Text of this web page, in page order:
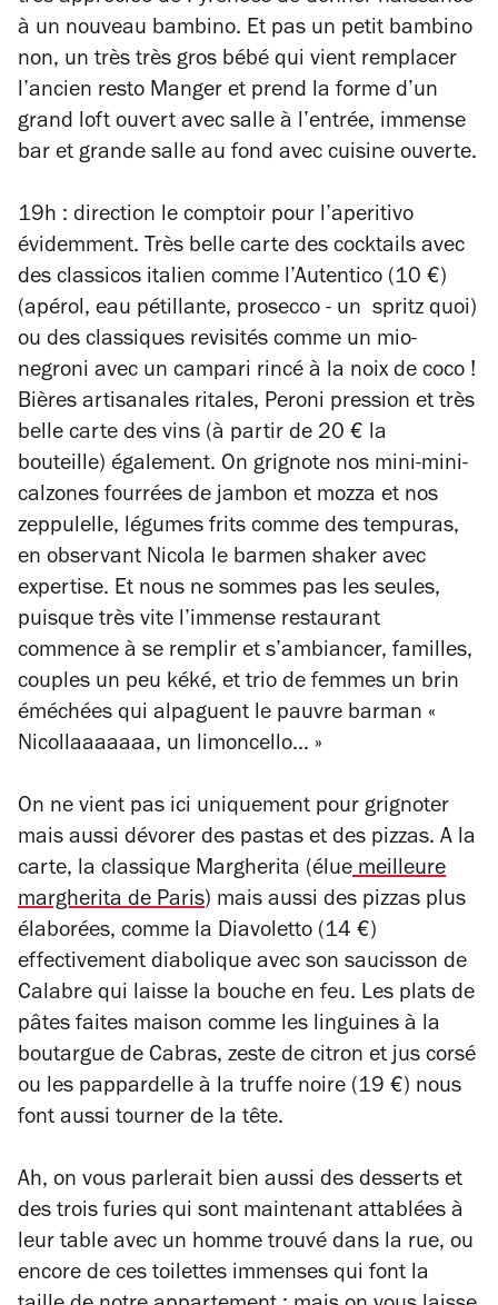
à un nouveau bambino. Et pas un petit bambino
non, un très très gros bébé qui vient remplacer
l’ancien resto Manger et prend la forme d’un
grand loft ouvert avec salle à l’entrée, immense
bar et grande salle au fond avec cuisine ouverte.
19h : direction le comptoir pour l’aperitivo
évidemment. Très belle carte des cocktails avec
des classicos italien comme l’Autentico (10 €)
(apérol, eau pétillante, prosecco - un spritz quoi)
ou des classiques revisités comme un mio-
negroni avec un campari rincé à la noix de coco !
Bières artisanales ritales, Peroni pression et très
belle carte des vins (à partir de 20 € la
bouteille) également. On grignote nos mini-mini-
calzones fourrées de jambon et mozza et nos
zeppulelle, légumes frits comme des tempuras,
en observant Nicola le barmen shaker avec
expertise. Et nous ne sommes pas les seules,
puisque très vite l’immense restaurant
commence à se remplir et s’ambiancer, familles,
couples un peu kéké, et trio de femmes un brin
éméchées qui alpaguent le pauvre barman «
Nicollaaaaaaa, un limoncello… »
On ne vient pas ici uniquement pour grignoter
mais aussi dévorer des pastas et des pizzas. A la
carte, la classique Margherita (éluemeilleure
margherita de Paris) mais aussi des pizzas plus
élaborées, comme la Diavoletto (14 €)
effectivement diabolique avec son saucisson de
Calabre qui laisse la bouche en feu. Les plats de
pâtes faites maison comme les linguines à la
boutargue de Cabras, zeste de citron et jus corsé
ou les pappardelle à la truffe noire (19 €) nous
font aussi tourner de la tête.
Ah, on vous parlerait bien aussi des desserts et
des trois furies qui sont maintenant attablées à
leur table avec un homme trouvé dans la rue, ou
encore de ces toilettes immenses qui font la